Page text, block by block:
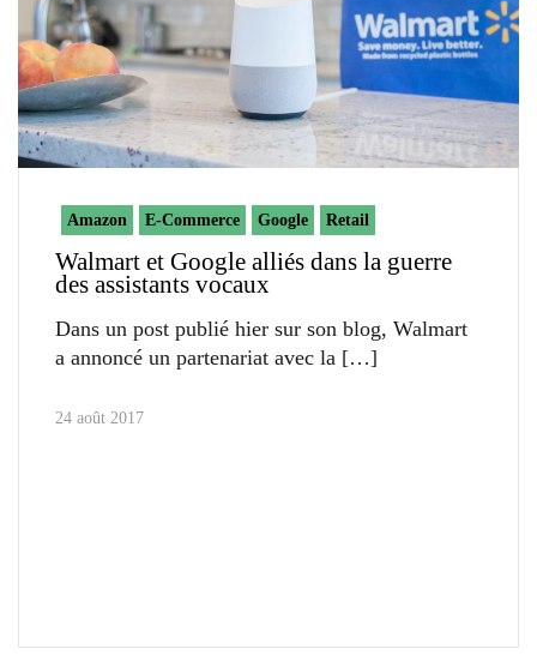
Amazon E-Commerce Google Retail
Walmart et Google alliés dans la guerre
des assistants vocaux
Dans un post publié hier sur son blog, Walmart
a annoncé un partenariat avec la
24 août 2017